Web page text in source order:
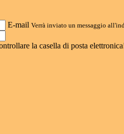
E-mail Verrà inviato un messaggio
la casella di posta